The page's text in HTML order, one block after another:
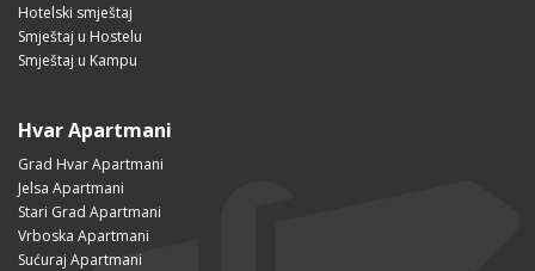
Hotelski smještaj
Smještaj u Hostelu
Smještaj u Kampu
Hvar Apartmani
Grad Hvar Apartmani
Jelsa Apartmani
Stari Grad Apartmani
Vrboska Apartmani
Sućuraj Apartmani